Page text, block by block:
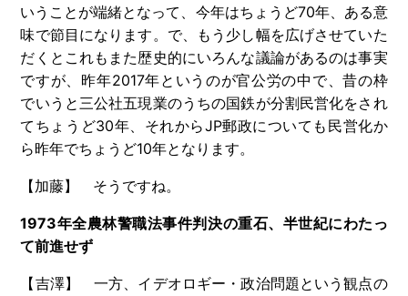
いうことが端緒となって、今年はちょうど70年、ある意
味で節目になります。で、もう少し幅を広げさせていた
だくとこれもまた歴史的にいろんな議論があるのは事実
ですが、昨年2017年というのが官公労の中で、昔の枠
でいうと三公社五現業のうちの国鉄が分割民営化をされ
てちょうど30年、それからJP郵政についても民営化か
ら昨年でちょうど10年となります。
【加藤】 そうですね。
1973年全農林警職法事件判決の重石、半世紀にわたっ
て前進せず
【吉澤】 一方、イデオロギー・政治問題という観点の